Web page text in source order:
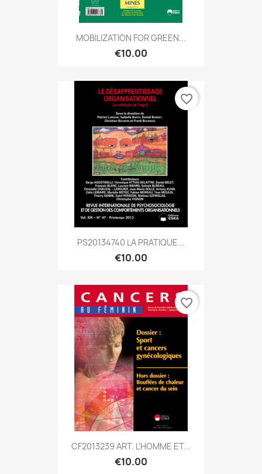
MOBILIZATION FOR GREEN...
€10.00
PS20134740 LA PRATIQUE...
€10.00
favorite_border
CF2013239 ART. L’HOMME ET...
€10.00
favorite_border